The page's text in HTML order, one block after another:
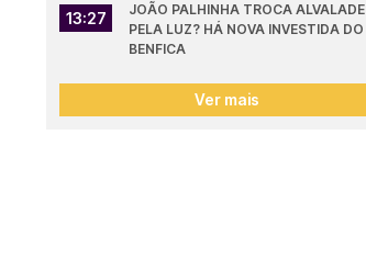
13:27
JOÃO PALHINHA TROCA ALVALADE
PELA LUZ? HÁ NOVA INVESTIDA DO
BENFICA
Ver mais